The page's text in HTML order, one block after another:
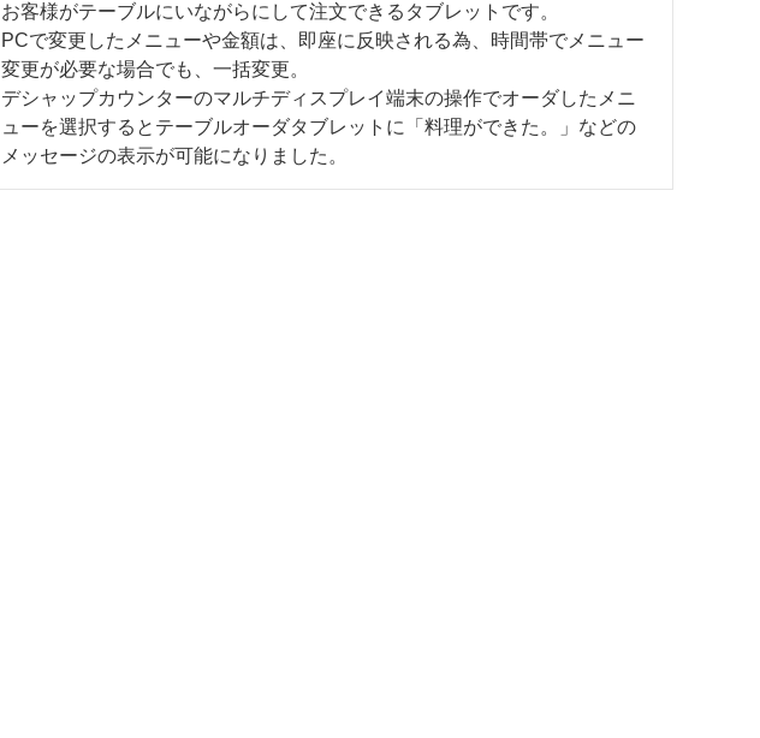
お客様がテーブルにいながらにして注文できるタブレットです。
PCで変更したメニューや金額は、即座に反映される為、時間帯でメニュー
変更が必要な場合でも、一括変更。
デシャップカウンターのマルチディスプレイ端末の操作でオーダしたメニ
ューを選択するとテーブルオーダタブレットに「料理ができた。」などの
メッセージの表示が可能になりました。